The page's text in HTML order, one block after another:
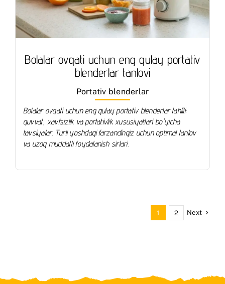
Bolalar ovqati uchun eng qulay portativ
blenderlar tanlovi
Portativ blenderlar
Bolalar ovqati uchun eng qulay portativ blenderlar tahlili:
quvvat, xavfsizlik va portativlik xususiyatlari bo'yicha
tavsiyalar. Turli yoshdagi farzandingiz uchun optimal tanlov
va uzoq muddatli foydalanish sirlari.
1 2 Next